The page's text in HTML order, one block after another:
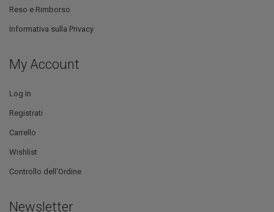
Reso e Rimborso
Informativa sulla Privacy
My Account
Log In
Registrati
Carrello
Wishlist
Controllo dell'Ordine
Newsletter